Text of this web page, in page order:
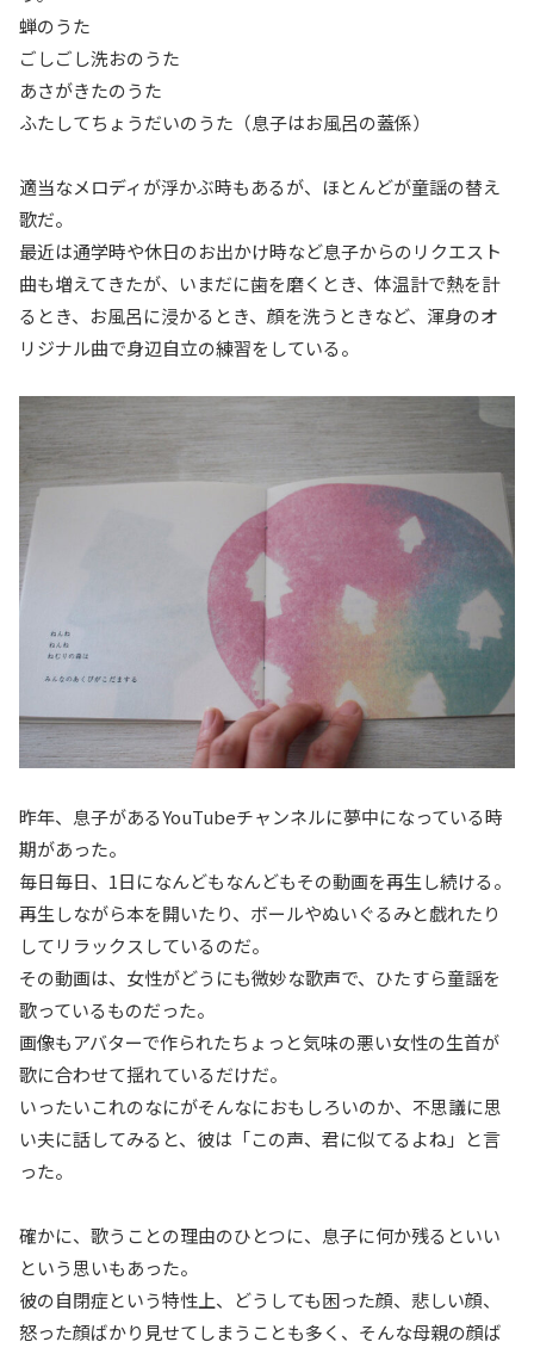
蝉のうた
ごしごし洗おのうた
あさがきたのうた
ふたしてちょうだいのうた（息子はお風呂の蓋係）
適当なメロディが浮かぶ時もあるが、ほとんどが童謡の替え
歌だ。
最近は通学時や休日のお出かけ時など息子からのリクエスト
曲も増えてきたが、いまだに歯を磨くとき、体温計で熱を計
るとき、お風呂に浸かるとき、顔を洗うときなど、渾身のオ
リジナル曲で身辺自立の練習をしている。
昨年、息子があるYouTubeチャンネルに夢中になっている時
期があった。
毎日毎日、1日になんどもなんどもその動画を再生し続ける。
再生しながら本を開いたり、ボールやぬいぐるみと戯れたり
してリラックスしているのだ。
その動画は、女性がどうにも微妙な歌声で、ひたすら童謡を
歌っているものだった。
画像もアバターで作られたちょっと気味の悪い女性の生首が
歌に合わせて揺れているだけだ。
いったいこれのなにがそんなにおもしろいのか、不思議に思
い夫に話してみると、彼は「この声、君に似てるよね」と言
った。
確かに、歌うことの理由のひとつに、息子に何か残るといい
という思いもあった。
彼の自閉症という特性上、どうしても困った顔、悲しい顔、
怒った顔ばかり見せてしまうことも多く、そんな母親の顔ば